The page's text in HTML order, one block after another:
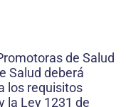
de Salud
Salud deberá
los requisitos
la Ley 1231 de